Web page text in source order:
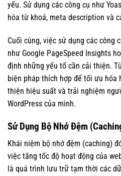
yếu. Sử dụng các công cụ như
hóa từ khoá, meta description và
Cuối cùng, việc sử dụng các công
như Google PageSpeed Insights
định những yếu tố cần cải thiện.
biện pháp thích hợp để tối ưu hóa
thiện hiệu suất và trải nghiệm
WordPress của mình.
Sử Dụng Bộ Nhớ Đệm
Khái niệm bộ nhớ đệm (caching)
việc tăng tốc độ hoạt động của
là quá trình lưu trữ tạm thời các